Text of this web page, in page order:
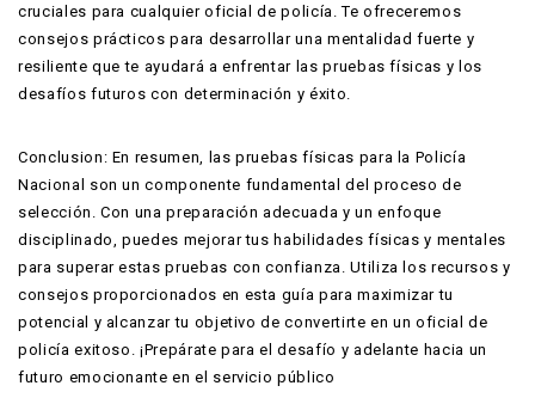
cruciales para cualquier oficial de policía. Te ofreceremos
consejos prácticos para desarrollar una mentalidad fuerte y
resiliente que te ayudará a enfrentar las pruebas físicas y los
desafíos futuros con determinación y éxito.
Conclusion: En resumen, las pruebas físicas para la Policía
Nacional son un componente fundamental del proceso de
selección. Con una preparación adecuada y un enfoque
disciplinado, puedes mejorar tus habilidades físicas y mentales
para superar estas pruebas con confianza. Utiliza los recursos y
consejos proporcionados en esta guía para maximizar tu
potencial y alcanzar tu objetivo de convertirte en un oficial de
policía exitoso. ¡Prepárate para el desafío y adelante hacia un
futuro emocionante en el servicio público